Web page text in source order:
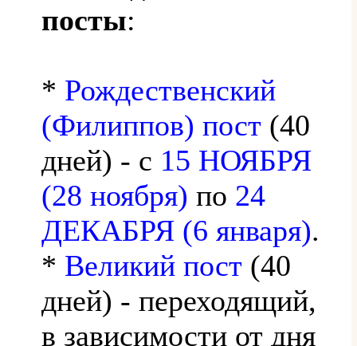
посты:
* Рождественский
(Филиппов) пост (40
дней) - с 15 НОЯБРЯ
(28 ноября) по 24
ДЕКАБРЯ (6 января).
* Великий пост (40
дней) - переходящий,
в зависимости от дня